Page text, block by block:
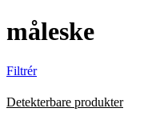
måleske
Filtrér
Detekterbare produkter